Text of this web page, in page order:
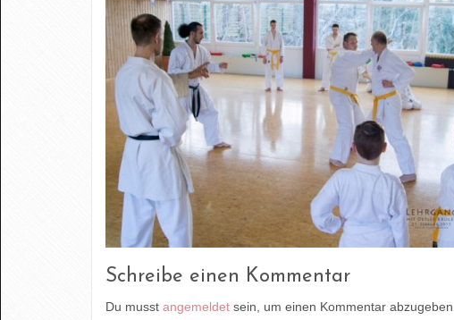
Schreibe einen Kommentar
Du musst angemeldet sein, um einen Kommentar abzugeben.